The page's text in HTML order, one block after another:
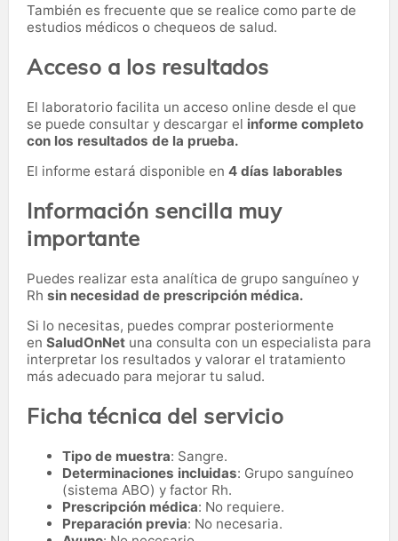
También es frecuente que se realice como parte de
estudios médicos o chequeos de salud.
Acceso a los resultados
El laboratorio facilita un acceso online desde el que
se puede consultar y descargar el informe completo
con los resultados de la prueba.
El informe estará disponible en 4 días laborables
Información sencilla muy
importante
Puedes realizar esta analítica de grupo sanguíneo y
Rh sin necesidad de prescripción médica.
Si lo necesitas, puedes comprar posteriormente
en SaludOnNet una consulta con un especialista para
interpretar los resultados y valorar el tratamiento
más adecuado para mejorar tu salud.
Ficha técnica del servicio
Tipo de muestra: Sangre.
Determinaciones incluidas: Grupo sanguíneo
(sistema ABO) y factor Rh.
Prescripción médica: No requiere.
Preparación previa: No necesaria.